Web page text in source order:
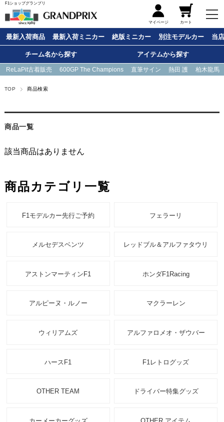
F1ショップグランプリ
マイページ カート
最新入荷商品 最新入荷ミニカー 絶版ミニカー 別注モデルカー 当
チーム名から探す アイテムから探す
ReLaPit古着販売 600GP The Champions 直筆サイン 熱田 護 柏木龍馬
TOP 商品検索
商品一覧
該当商品はありません
商品カテゴリ一覧
F1モデルカー先行ご予約 フェラーリ
メルセデスベンツ レッドブル＆アルファタウリ
アストンマーティンF1 ホンダF1Racing
アルピーヌ・ルノー マクラーレン
ウィリアムズ アルファロメオ・ザウバー
ハースF1 F1レトログッズ
OTHER TEAM ドライバー特集グッズ